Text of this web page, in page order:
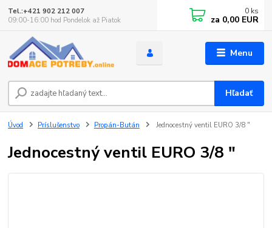
Menu
Hľadať
Tel.:+421 902 212 007
09:00-16:00 hod Pondelok až Piatok
0 ks
za 0,00 EUR
Úvod Príslušenstvo Propán-Bután Jednocestný ventil EURO 3/8 "
Jednocestný ventil EURO 3/8 "